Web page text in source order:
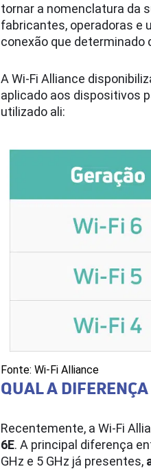
tornar a nomenclatura da
fabricantes, operadoras e
conexão que determinado
A Wi-Fi Alliance
aplicado aos dispositivos
utilizado ali:
Fonte: Wi-Fi Alliance
QUAL A
Recentemente, a Wi-Fi
6E. A principal diferença
GHz e 5 GHz já presentes,